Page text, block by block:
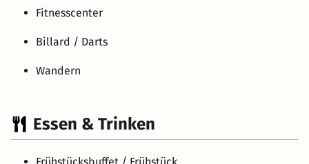
Fitnesscenter
Billard / Darts
Wandern
Essen & Trinken